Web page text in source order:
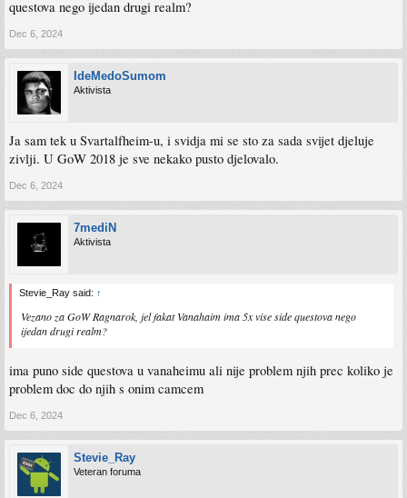
questova nego ijedan drugi realm?
Dec 6, 2024
IdeMedoSumom
Aktivista
Ja sam tek u Svartalfheim-u, i svidja mi se sto za sada svijet djeluje
zivlji. U GoW 2018 je sve nekako pusto djelovalo.
Dec 6, 2024
7mediN
Aktivista
Stevie_Ray said: ↑
Vezano za GoW Ragnarok, jel fakat Vanahaim ima 5x vise side questova nego
ijedan drugi realm?
ima puno side questova u vanaheimu ali nije problem njih prec koliko je
problem doc do njih s onim camcem
Dec 6, 2024
Stevie_Ray
Veteran foruma